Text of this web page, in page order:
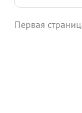
сводный
Первая